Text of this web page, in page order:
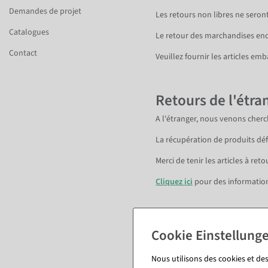
Demandes de projet
Catalogues
Contact
Les retours non libres ne
Le retour des marchandises
Veuillez fournir les articles
Retours de
A l'étranger, nous venons
La récupération de produits
Merci de tenir les articles à
Cliquez ici pour des
Numéro: 07131/ 40 64-0
Nous utilisons des cookies et